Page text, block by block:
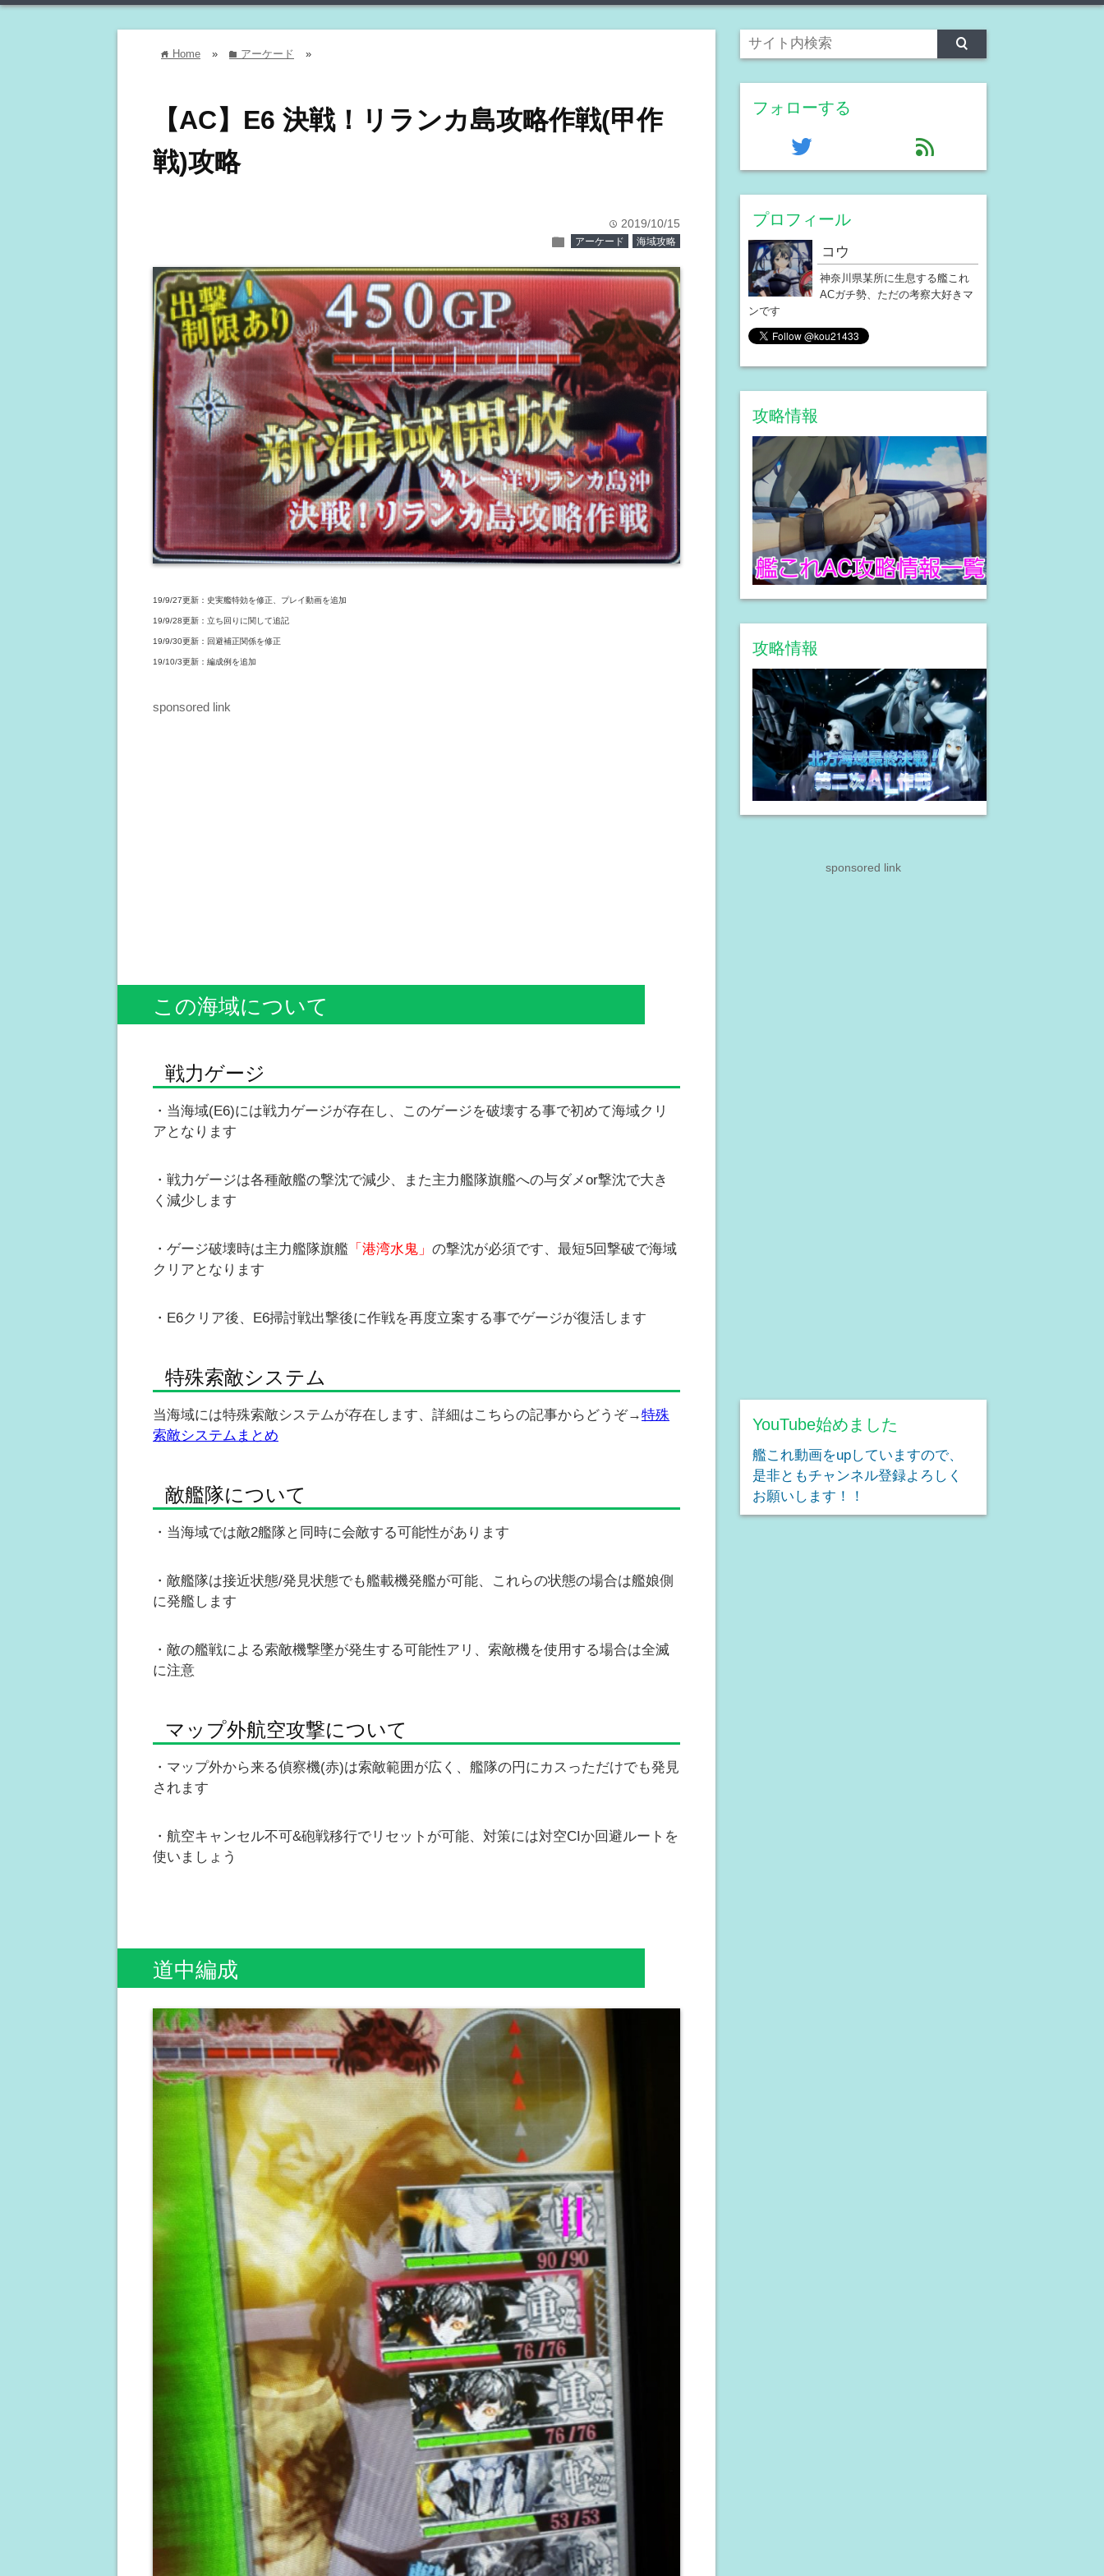
home Home » folder アーケード »
【AC】E6 決戦！リランカ島攻略作戦(甲作
戦)攻略
time 2019/10/15
folder アーケード 海域攻略
19/9/27更新：史実艦特効を修正、プレイ動画を追加
19/9/28更新：立ち回りに関して追記
19/9/30更新：回避補正関係を修正
19/10/3更新：編成例を追加
sponsored link
この海域について
戦力ゲージ
・当海域(E6)には戦力ゲージが存在し、このゲージを破壊する事で初めて海域クリ
アとなります
・戦力ゲージは各種敵艦の撃沈で減少、また主力艦隊旗艦への与ダメor撃沈で大き
く減少します
・ゲージ破壊時は主力艦隊旗艦 「港湾水鬼」 の撃沈が必須です、最短5回撃破で海域
クリアとなります
・E6クリア後、E6掃討戦出撃後に作戦を再度立案する事でゲージが復活します
特殊索敵システム
当海域には特殊索敵システムが存在します、詳細はこちらの記事からどうぞ→特殊
索敵システムまとめ
敵艦隊について
・当海域では敵2艦隊と同時に会敵する可能性があります
・敵艦隊は接近状態/発見状態でも艦載機発艦が可能、これらの状態の場合は艦娘側
に発艦します
・敵の艦戦による索敵機撃墜が発生する可能性アリ、索敵機を使用する場合は全滅
に注意
マップ外航空攻撃について
・マップ外から来る偵察機(赤)は索敵範囲が広く、艦隊の円にカスっただけでも発見
されます
・航空キャンセル不可&砲戦移行でリセットが可能、対策には対空CIか回避ルートを
使いましょう
道中編成
フォローする
twitter feed
プロフィール
コウ
神奈川県某所に生息する艦これ
ACガチ勢、ただの考察大好きマ
ンです
攻略情報
攻略情報
sponsored link
YouTube始めました
艦これ動画をupしていますので、
是非ともチャンネル登録よろしく
お願いします！！